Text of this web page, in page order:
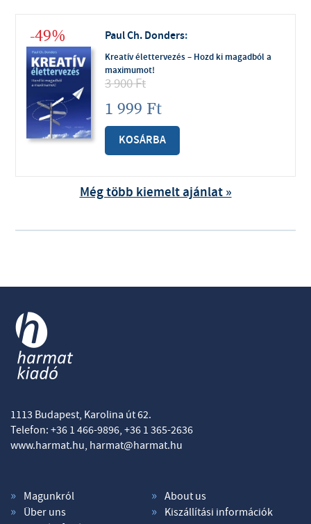
-49% Paul Ch. Donders:
Kreatív élettervezés – Hozd ki magadból a
maximumot!
3 900Ft
1 999 Ft
KOSÁRBA
Még több kiemelt ajánlat »
1113 Budapest, Karolina út 62.
Telefon: +36 1 466-9896, +36 1 365-2636
www.harmat.hu, harmat@harmat.hu
Magunkról
About us
Über uns
Kiszállítási információk